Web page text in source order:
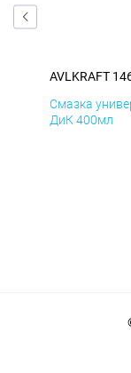
AVLKRAFT
Смазка
ДиК 400мл